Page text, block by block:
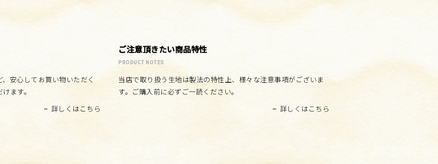
安心してお買い物いただく
ます。
詳しくはこちら
ご注意頂きたい商品特性
PRODUCT NOTES
当店で取り扱う生地は製法の特性上、様々な注意事項がございま
す。ご購入前に必ずご一読ください。
詳しくはこちら